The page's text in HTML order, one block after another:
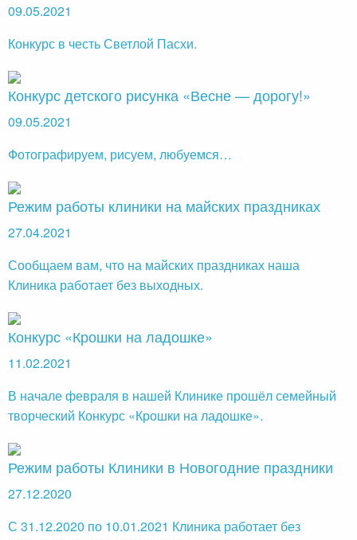
09.05.2021
Конкурс в честь Светлой Пасхи.
Конкурс детского рисунка «Весне — дорогу!»
09.05.2021
Фотографируем, рисуем, любуемся…
Режим работы клиники на майских праздниках
27.04.2021
Сообщаем вам, что на майских праздниках наша
Клиника работает без выходных.
Конкурс «Крошки на ладошке»
11.02.2021
В начале февраля в нашей Клинике прошёл семейный
творческий Конкурс «Крошки на ладошке».
Режим работы Клиники в Новогодние праздники
27.12.2020
С 31.12.2020 по 10.01.2021 Клиника работает без